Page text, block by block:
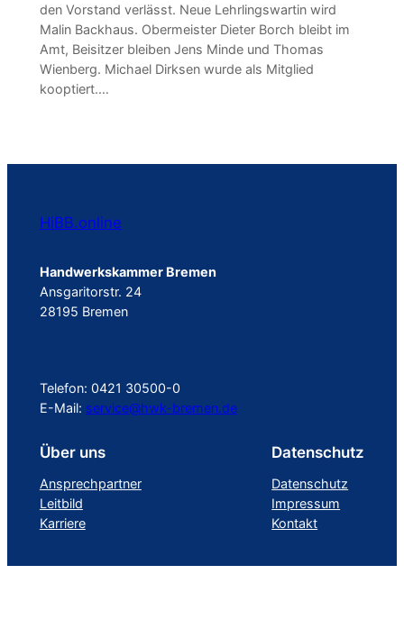
den Vorstand verlässt. Neue Lehrlingswartin wird
Malin Backhaus. Obermeister Dieter Borch bleibt im
Amt, Beisitzer bleiben Jens Minde und Thomas
Wienberg. Michael Dirksen wurde als Mitglied
kooptiert.…
HiBB.online
Handwerkskammer Bremen
Ansgaritorstr. 24
28195 Bremen
Telefon: 0421 30500-0
E-Mail: service@hwk-bremen.de
Über uns
Ansprechpartner
Leitbild
Karriere
Datenschutz
Datenschutz
Impressum
Kontakt